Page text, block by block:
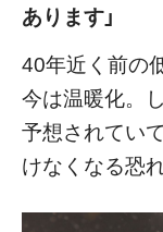
あります」
40年近く前の
今は温暖化。
予想されてい
けなくなる恐